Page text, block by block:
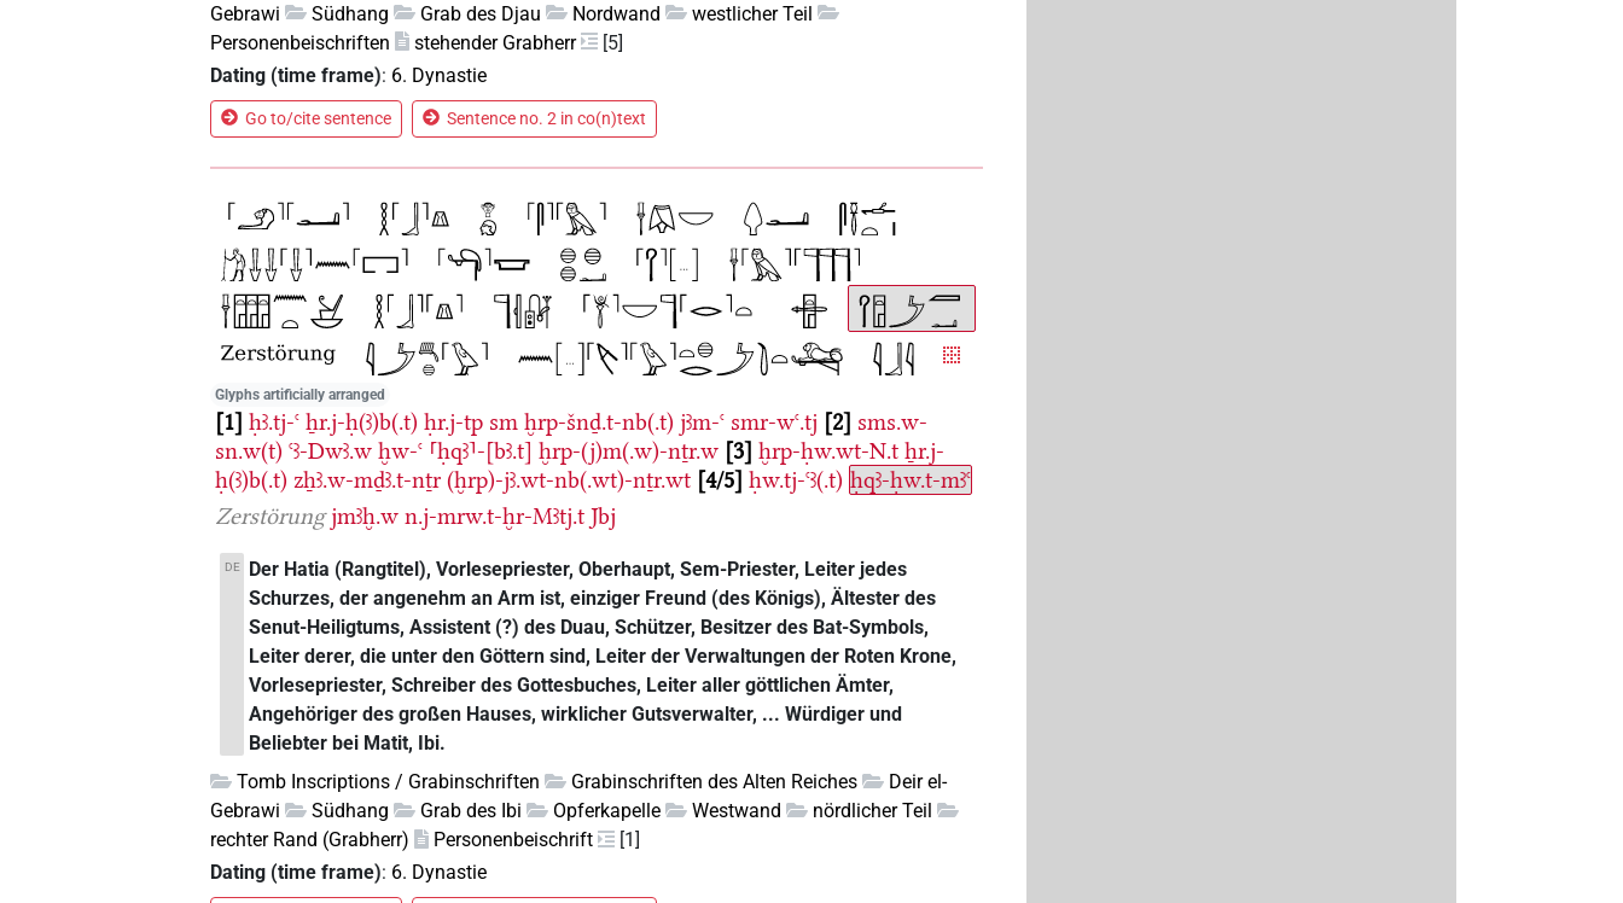
Gebrawi
Südhang Grab des Djau Nordwand
westlicher Teil
Personenbeischriften
stehender Grabherr
[5]
Dating (time frame): 6. Dynastie
Go to/cite sentence Sentence no. 2 in co(n)text
Glyphs artificially arranged
1 ḥꜣ.tj-ꜥ ẖr.j-ḥ(ꜣ)b(.t) ḥr.j-tp sm ḫrp-šnḏ.t-nb(.t) jꜣm-ꜥ smr-wꜥ.tj 2 sms.w-
sn.w(t) ꜥꜣ-Dwꜣ.w ḫw-ꜥ ⸢ḥqꜣ⸣-[bꜣ.t] ḫrp-(j)m(.w)-nṯr.w 3 ḫrp-ḥw.wt-N.t ẖr.j-
ḥ(ꜣ)b(.t) zẖꜣ.w-mḏꜣ.t-nṯr (ḫrp)-jꜣ.wt-nb(.wt)-nṯr.wt 4/5 ḥw.tj-ꜥꜣ(.t) ḥqꜣ-ḥw.t-mꜣꜥ
Zerstörung jmꜣḫ.w n.j-mrw.t-ḫr-Mꜣtj.t Jbj
DE
Der Hatia (Rangtitel), Vorlesepriester, Oberhaupt, Sem-Priester, Leiter jedes
Schurzes, der angenehm an Arm ist, einziger Freund (des Königs), Ältester des
Senut-Heiligtums, Assistent (?) des Duau, Schützer, Besitzer des Bat-Symbols,
Leiter derer, die unter den Göttern sind, Leiter der Verwaltungen der Roten Krone,
Vorlesepriester, Schreiber des Gottesbuches, Leiter aller göttlichen Ämter,
Angehöriger des großen Hauses, wirklicher Gutsverwalter, ... Würdiger und
Beliebter bei Matit, Ibi.
Tomb Inscriptions / Grabinschriften
Grabinschriften des Alten Reiches
Deir el-
Gebrawi
Südhang Grab des Ibi Opferkapelle Westwand
nördlicher Teil
rechter Rand (Grabherr)
Personenbeischrift
[1]
Dating (time frame): 6. Dynastie